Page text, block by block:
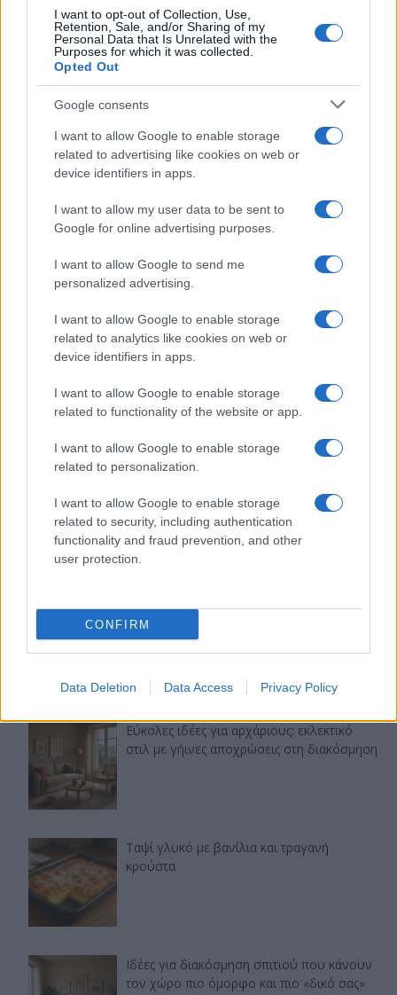
I want to opt-out of Collection, Use,
Retention, Sale, and/or Sharing of my
Personal Data that Is Unrelated with the
Purposes for which it was collected.
Opted Out
Google consents
I want to allow Google to enable storage
related to advertising like cookies on web or
device identifiers in apps.
I want to allow my user data to be sent to
Google for online advertising purposes.
I want to allow Google to send me
personalized advertising.
I want to allow Google to enable storage
related to analytics like cookies on web or
device identifiers in apps.
I want to allow Google to enable storage
related to functionality of the website or app.
I want to allow Google to enable storage
related to personalization.
I want to allow Google to enable storage
related to security, including authentication
functionality and fraud prevention, and other
user protection.
CONFIRM
Data Deletion Data Access Privacy Policy
Εύκολες ιδέες για αρχάριους:
εκλεκτικό στιλ με γήινες
αποχρώσεις στη διακόσμηση
Ταψί γλυκό με βανίλια και τραγανή
κρούστα
κάνουν τον χώρο πιο όμορφο και πιο
«δικό σας»
Εύκολες ιδέες για αρχάριους: εκλεκτικό
στιλ με γήινες αποχρώσεις στη διακόσμηση
Ταψί γλυκό με βανίλια και τραγανή
κρούστα
Ιδέες για διακόσμηση σπιτιού που κάνουν
τον χώρο πιο όμορφο και πιο «δικό σας»